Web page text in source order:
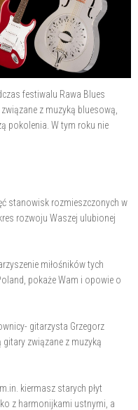
festiwalu Rawa Blues
z muzyką bluesową,
pokolenia. W tym roku nie
stanowisk rozmieszczonych w
rozwoju Waszej ulubionej
miłośników tych
pokaże Wam i opowie o
gitarzysta Grzegorz
związane z muzyką
kiermasz starych płyt
z harmonijkami ustnymi, a